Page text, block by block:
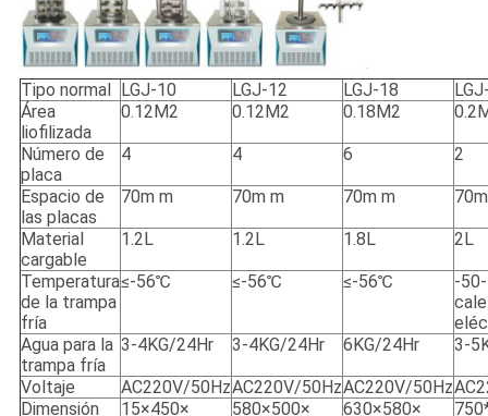
Tipo normal LGJ-10 LGJ-12 LGJ-18
Área
liofilizada
0.12M2 0.12M2 0.18M2
Número de
placa
4 4 6 2
Espacio de
las placas
70m m 70m m 70m m
Material
cargable
1.2L 1.2L 1.8L 2L
Temperatura
de la trampa
fría
≤-56℃ ≤-56℃ ≤-56℃
-
Agua para la
trampa fría
3-4KG/24Hr 3-4KG/24Hr 6KG/24Hr 3-
Voltaje AC220V/50HzAC220V/50HzAC220V/50Hz
Dimensión
15×450× 580×500× 630×580×